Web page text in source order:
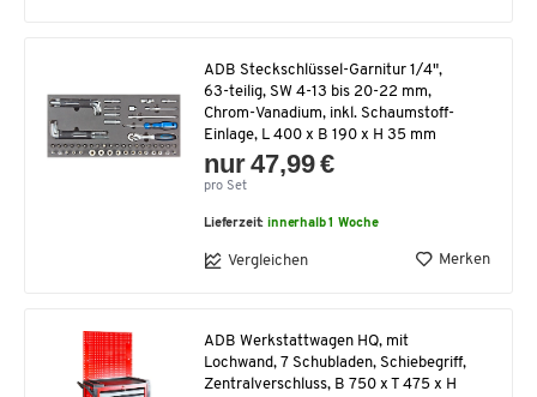
ADB Steckschlüssel-Garnitur 1/4",
63-teilig, SW 4-13 bis 20-22 mm,
Chrom-Vanadium, inkl. Schaumstoff-
Einlage, L 400 x B 190 x H 35 mm
nur 47,99 €
pro Set
Lieferzeit:innerhalb 1 Woche
Vergleichen Merken
ADB Werkstattwagen HQ, mit
Lochwand, 7 Schubladen, Schiebegriff,
Zentralverschluss, B 750 x T 475 x H